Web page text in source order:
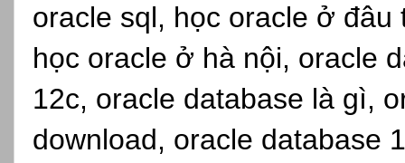
oracle sql, học oracle ở
học oracle ở hà nội, oracle
12c, oracle database là gì,
download, oracle database